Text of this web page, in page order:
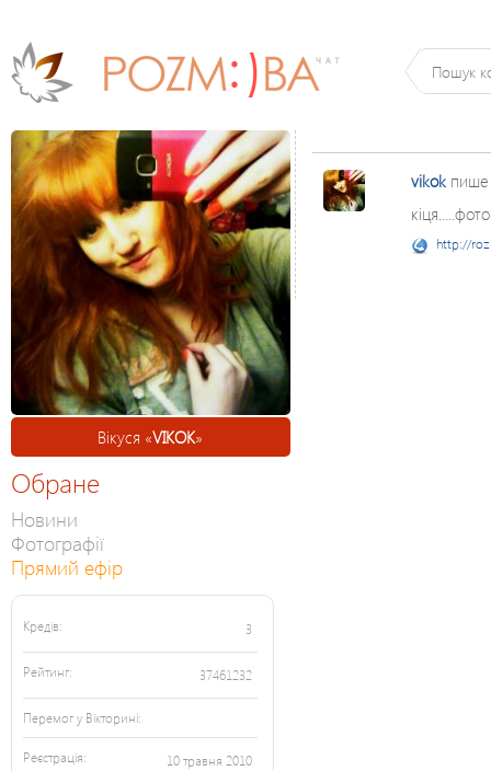
Вікуся «VIKOK»
Обране
Новини
Фотографії
Прямий ефір
Кредів: 3
Рейтинг: 37461232
Перемог у Вікторині:
Реєстрація: 10 травня 2010
vikok
http://